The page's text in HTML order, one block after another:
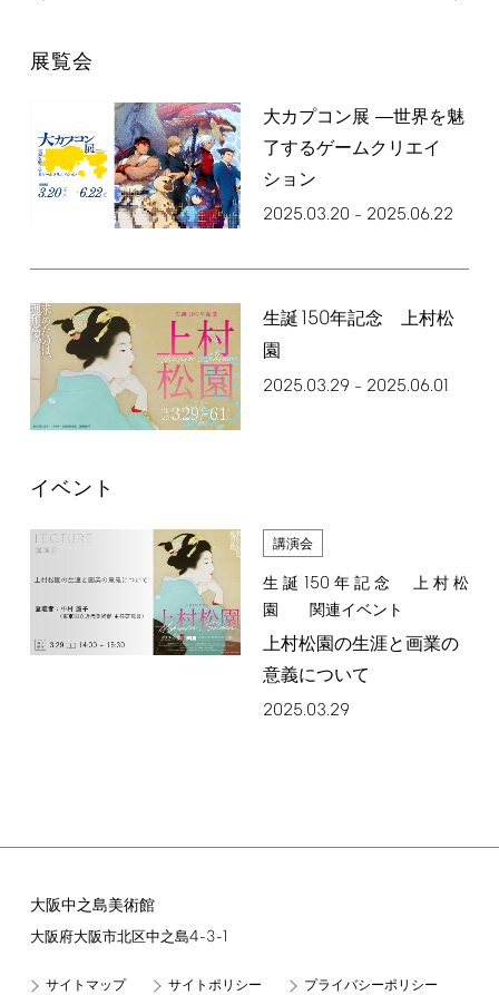
展覧会
大カプコン展 ―世界を魅
了するゲームクリエイ
ション
2025.03.20 – 2025.06.22
生誕 150年記念 上村松
園
2025.03.29– 2025.06.01
イベント
講演会
生誕 150 年記念 上村松
園 関連イベント
上村松園の生涯と画業の
意義について
2025.03.29
大阪中之島美術館
大阪府大阪市北区中之島4-3-1
サイトマップ サイトポリシー プライバシーポリシー